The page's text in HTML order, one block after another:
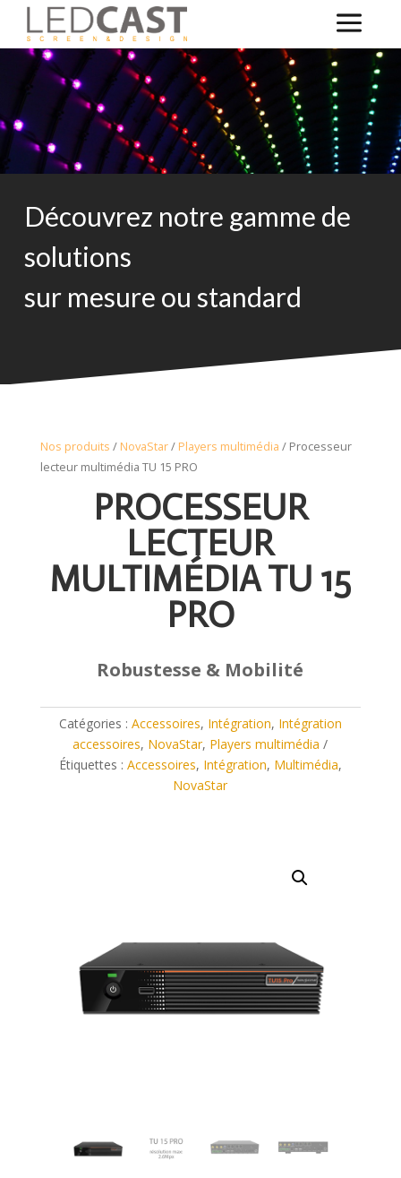
Découvrez notre gamme de
solutions
sur mesure ou standard
Nos produits / NovaStar/ Players multimédia / Processeur
lecteur multimédia TU 15 PRO
PROCESSEUR
LECTEUR
MULTIMÉDIA TU 15
PRO
Robustesse & Mobilité
Catégories : Accessoires, Intégration, Intégration
accessoires, NovaStar, Players multimédia
Étiquettes : Accessoires, Intégration, Multimédia,
NovaStar